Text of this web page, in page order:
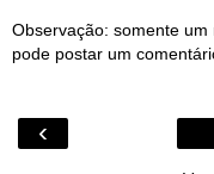
Observação: somente
pode postar um
‹